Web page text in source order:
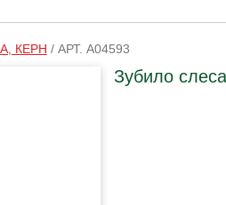
КЕРН / АРТ. A04593
Зубило